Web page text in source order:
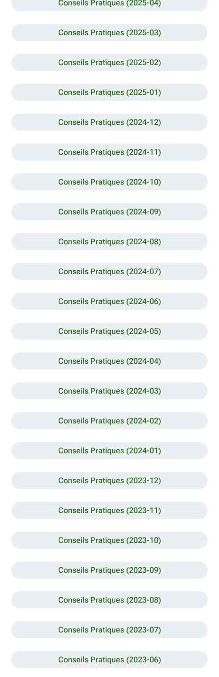
Conseils Pratiques (2025-04)
Conseils Pratiques (2025-03)
Conseils Pratiques (2025-02)
Conseils Pratiques (2025-01)
Conseils Pratiques (2024-12)
Conseils Pratiques (2024-11)
Conseils Pratiques (2024-10)
Conseils Pratiques (2024-09)
Conseils Pratiques (2024-08)
Conseils Pratiques (2024-07)
Conseils Pratiques (2024-06)
Conseils Pratiques (2024-05)
Conseils Pratiques (2024-04)
Conseils Pratiques (2024-03)
Conseils Pratiques (2024-02)
Conseils Pratiques (2024-01)
Conseils Pratiques (2023-12)
Conseils Pratiques (2023-11)
Conseils Pratiques (2023-10)
Conseils Pratiques (2023-09)
Conseils Pratiques (2023-08)
Conseils Pratiques (2023-07)
Conseils Pratiques (2023-06)